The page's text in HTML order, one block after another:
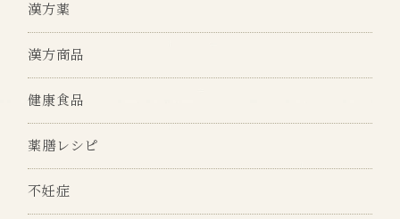
漢方薬
漢方商品
健康食品
薬膳レシピ
不妊症